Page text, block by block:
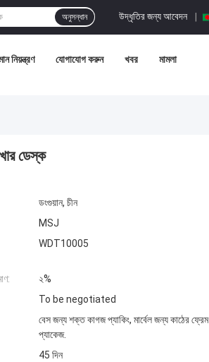
উদ্ধৃতির জন্য আবেদন |
অনুসন্ধান
নিয়ন্ত্রণ যোগাযোগ করুন খবর মামলা
ডেস্ক
ডংগুয়ান, চীন
MSJ
WDT10005
২%
To be negotiated
বেস জন্য শক্ত কাগজ প্যাকিং, মার্বেল জন্য কাঠের ফ্রেম
প্যাকেজ.
45 দিন